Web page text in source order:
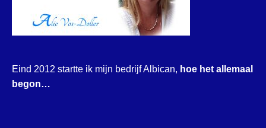
Eind 2012 startte ik mijn bedrijf Albican, hoe het allemaal
begon…